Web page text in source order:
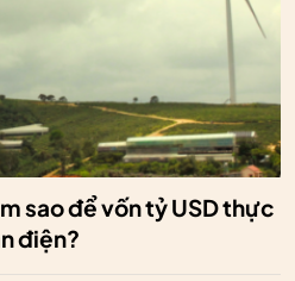
sao để vốn tỷ USD thực
điện?